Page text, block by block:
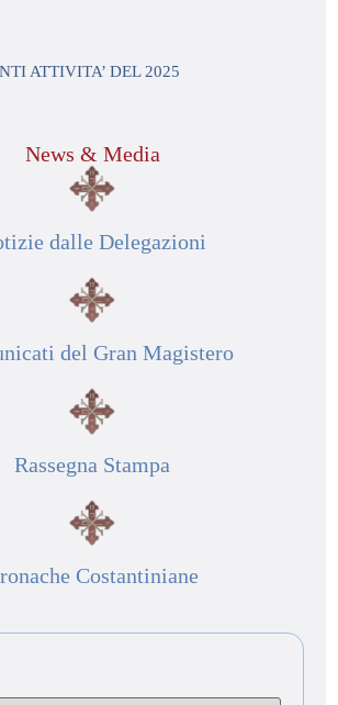
ATTIVITA’ DEL 2025
News & Media
dalle Delegazioni
del Gran Magistero
Rassegna Stampa
Costantiniane